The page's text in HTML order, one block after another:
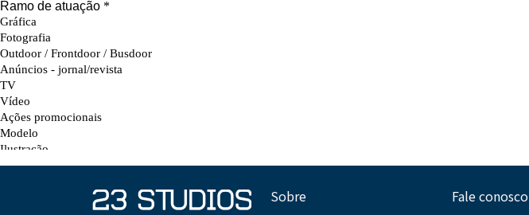
Sobre Fale conosco